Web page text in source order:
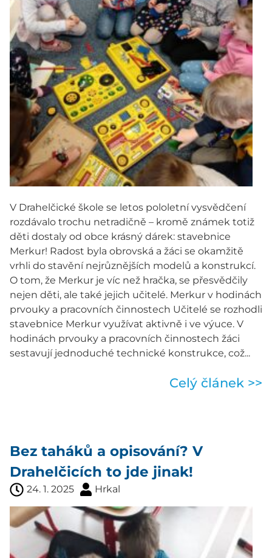
V Drahelčické škole se letos pololetní vysvědčení
rozdávalo trochu netradičně – kromě známek totiž
děti dostaly od obce krásný dárek: stavebnice
Merkur! Radost byla obrovská a žáci se okamžitě
vrhli do stavění nejrůznějších modelů a konstrukcí.
O tom, že Merkur je víc než hračka, se přesvědčily
nejen děti, ale také jejich učitelé. Merkur v hodinách
prvouky a pracovních činnostech Učitelé se rozhodli
stavebnice Merkur využívat aktivně i ve výuce. V
hodinách prvouky a pracovních činnostech žáci
sestavují jednoduché technické konstrukce, což...
Celý článek >>
Bez taháků a opisování? V
Drahelčicích to jde jinak!
24. 1. 2025 Hrkal